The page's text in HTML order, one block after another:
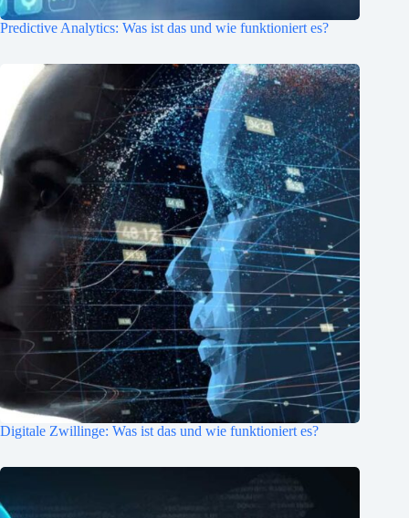
Predictive Analytics: Was ist das und wie funktioniert es?
Digitale Zwillinge: Was ist das und wie funktioniert es?